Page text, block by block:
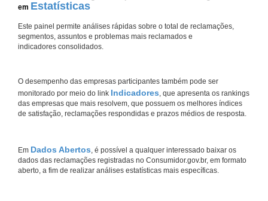
em Estatísticas
Este painel permite análises rápidas sobre o total de reclamações,
segmentos, assuntos e problemas mais reclamados e
indicadores consolidados.
O desempenho das empresas participantes também pode ser
monitorado por meio do link Indicadores, que apresenta os rankings
das empresas que mais resolvem, que possuem os melhores índices
de satisfação, reclamações respondidas e prazos médios de resposta.
Em Dados Abertos, é possível a qualquer interessado baixar os
dados das reclamações registradas no Consumidor.gov.br, em formato
aberto, a fim de realizar análises estatísticas mais específicas.